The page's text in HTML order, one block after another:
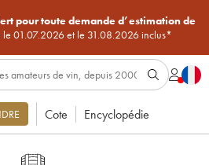
pour toute demande d’estimation de
le 01.07.2026 et le 31.08.2026 inclus*
Cote Encyclopédie